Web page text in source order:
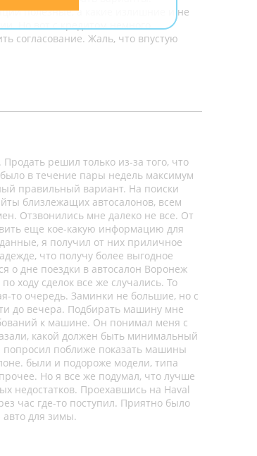
полезные, а какие излишние и не
Но вот с кредитом немного
согласование. Жаль, что впустую
решил только из-за того, что
в течение пары недель максимум
правильный вариант. На поиски
близлежащих автосалонов, всем
Отзвонились мне далеко не все. От
еще кое-какую информацию для
я получил от них приличное
что получу более выгодное
о дне поездки в автосалон Воронеж
ходу сделок все же случались. То
то очередь. Заминки не большие, но с
до вечера. Подбирать машину мне
к машине. Он понимал меня с
какой должен быть минимальный
попросил поближе показать машины
были и подороже модели, типа
Но я все же подумал, что лучше
недостатков. Проехавшись на Haval
час где-то поступил. Приятно было
для зимы.